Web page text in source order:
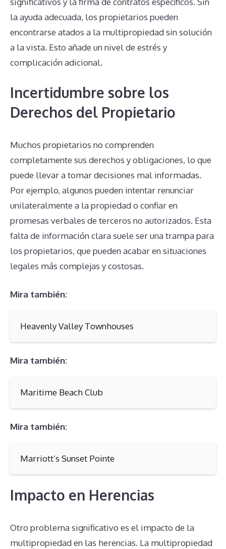
la ayuda adecuada, los propietarios pueden
encontrarse atados a la multipropiedad sin solución
a la vista. Esto añade un nivel de estrés y
complicación adicional.
Incertidumbre sobre los
Derechos del Propietario
Muchos propietarios no comprenden
completamente sus derechos y obligaciones, lo que
puede llevar a tomar decisiones mal informadas.
Por ejemplo, algunos pueden intentar renunciar
unilateralmente a la propiedad o confiar en
promesas verbales de terceros no autorizados. Esta
falta de información clara suele ser una trampa para
los propietarios, que pueden acabar en situaciones
legales más complejas y costosas.
Mira también:
Heavenly Valley Townhouses
Mira también:
Maritime Beach Club
Mira también:
Marriott’s Sunset Pointe
Impacto en Herencias
Otro problema significativo es el impacto de la
multipropiedad en las herencias. La multipropiedad